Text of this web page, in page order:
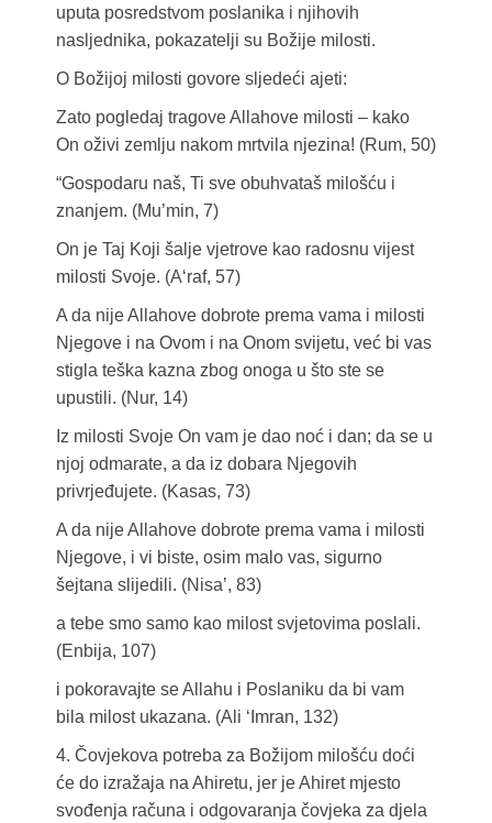
uputa posredstvom poslanika i njihovih
nasljednika, pokazatelji su Božije milosti.
O Božijoj milosti govore sljedeći ajeti:
Zato pogledaj tragove Allahove milosti – kako
On oživi zemlju nakom mrtvila njezina! (Rum, 50)
“Gospodaru naš, Ti sve obuhvataš milošću i
znanjem. (Mu’min, 7)
On je Taj Koji šalje vjetrove kao radosnu vijest
milosti Svoje. (A‘raf, 57)
A da nije Allahove dobrote prema vama i milosti
Njegove i na Ovom i na Onom svijetu, već bi vas
stigla teška kazna zbog onoga u što ste se
upustili. (Nur, 14)
Iz milosti Svoje On vam je dao noć i dan; da se u
njoj odmarate, a da iz dobara Njegovih
privrjeđujete. (Kasas, 73)
A da nije Allahove dobrote prema vama i milosti
Njegove, i vi biste, osim malo vas, sigurno
šejtana slijedili. (Nisa’, 83)
a tebe smo samo kao milost svjetovima poslali.
(Enbija, 107)
i pokoravajte se Allahu i Poslaniku da bi vam
bila milost ukazana. (Ali ‘Imran, 132)
4. Čovjekova potreba za Božijom milošću doći
će do izražaja na Ahiretu, jer je Ahiret mjesto
svođenja računa i odgovaranja čovjeka za djela